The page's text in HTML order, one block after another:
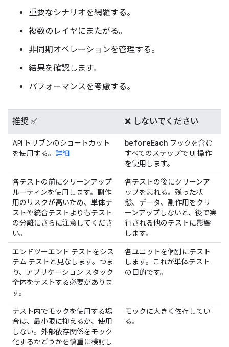
重要なシナリオを網羅する。
複数のレイヤにまたがる。
非同期オペレーションを管理する。
結果を確認します。
パフォーマンスを考慮する。
推奨 ✅ ❌ しないでください
API ドリブンのショートカット
を使用する。 詳細
beforeEach フックを含む
すべてのステップで UI 操作
を使用します。
各テストの前にクリーンアップ
ルーティンを使用します。副作
用のリスクが高いため、単体テ
ストや統合テストよりもテスト
の分離にさらに注意してくださ
い。
各テストの後にクリーンア
ップを忘れる。残った状
態、データ、副作用をクリ
ーンアップしないと、後で実
行される他のテストに影響
します。
エンドツーエンド テストをシス
テム テストと見なします。つま
り、アプリケーション スタック
全体をテストする必要がありま
す。
各ユニットを個別にテスト
します。これが単体テスト
の目的です。
テスト内でモックを使用する場
合は、最小限に抑えるか、使用
しない。外部依存関係をモック
化するかどうかを慎重に検討し
モックに大きく依存してい
る。